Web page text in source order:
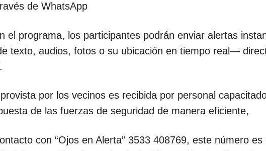
de WhatsApp
el programa, los participantes podrán enviar alertas
texto, audios, fotos o su ubicación en tiempo real—
por los vecinos es recibida por personal
de las fuerzas de seguridad de manera eficiente,
con “Ojos en Alerta” 3533 408769, este número